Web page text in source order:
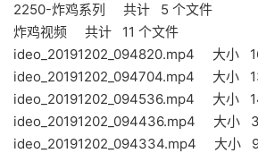
2250-炸鸡系列 共计 5 个文件
炸鸡视频 共计 11 个文件
ideo_20191202_094820.mp4 大小
ideo_20191202_094704.mp4 大小
ideo_20191202_094536.mp4 大小
ideo_20191202_094436.mp4 大小
ideo_20191202_094334.mp4 大小